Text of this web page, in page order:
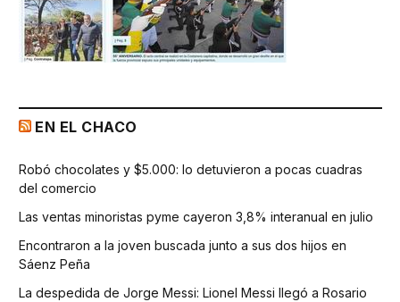
EN EL CHACO
Robó chocolates y $5.000: lo detuvieron a pocas cuadras
del comercio
Las ventas minoristas pyme cayeron 3,8% interanual en julio
Encontraron a la joven buscada junto a sus dos hijos en
Sáenz Peña
La despedida de Jorge Messi: Lionel Messi llegó a Rosario